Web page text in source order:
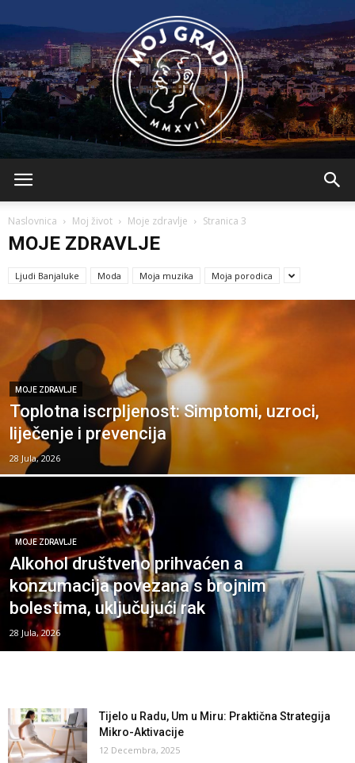
Naslovnica Moj život Moje zdravlje Stranica 3
MOJE ZDRAVLJE
Ljudi Banjaluke Moda Moja muzika Moja porodica
MOJE ZDRAVLJE
Toplotna iscrpljenost: Simptomi, uzroci,
liječenje i prevencija
28 Jula, 2026
MOJE ZDRAVLJE
Alkohol društveno prihvaćen a
konzumacija povezana s brojnim
bolestima, uključujući rak
28 Jula, 2026
Tijelo u Radu, Um u Miru: Praktična Strategija
Mikro-Aktivacije
12 Decembra, 2025